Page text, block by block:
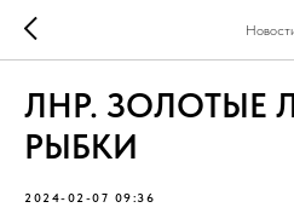
ЛНР. ЗОЛОТЫЕ
РЫБКИ
2024-02-07 09:36